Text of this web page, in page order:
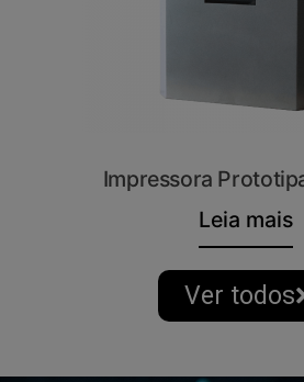
Impressora
Leia mais
Ver todos